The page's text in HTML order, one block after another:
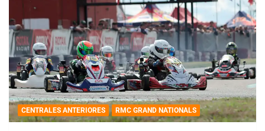
CENTRALES ANTERIORES RMC GRAND NATIONALS